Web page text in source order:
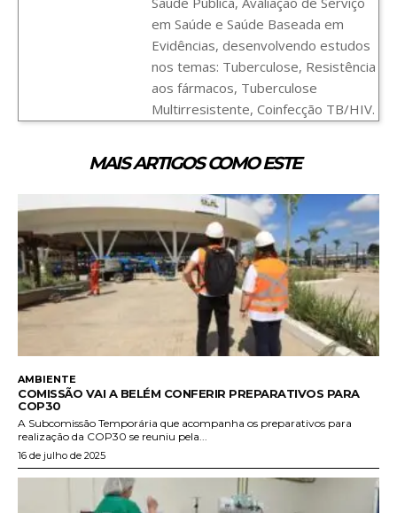
em Saúde e Saúde Baseada em
Evidências, desenvolvendo estudos
nos temas: Tuberculose, Resistência
aos fármacos, Tuberculose
Multirresistente, Coinfecção TB/HIV.
MAIS ARTIGOS COMO ESTE
AMBIENTE
COMISSÃO VAI A BELÉM CONFERIR PREPARATIVOS PARA
COP30
A Subcomissão Temporária que acompanha os preparativos para
realização da COP30 se reuniu pela...
16 de julho de 2025